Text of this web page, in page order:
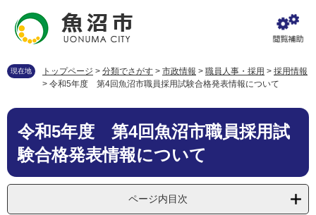
先
す
を
し
へ
現在地 トップページ > 分類でさがす > 市政情報 > 職員人事・採用 > 採用情報
> 令和5年度 第4回魚沼市職員採用試験合格発表情報について
本
令和5年度 第4回魚沼市職員採用試
験合格発表情報について
ページ内目次